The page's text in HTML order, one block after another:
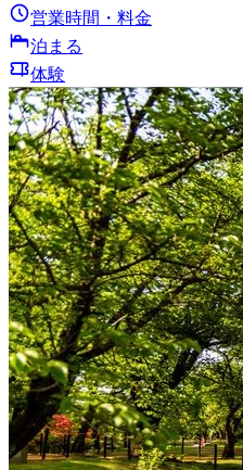
営業時間・料金
泊まる
体験